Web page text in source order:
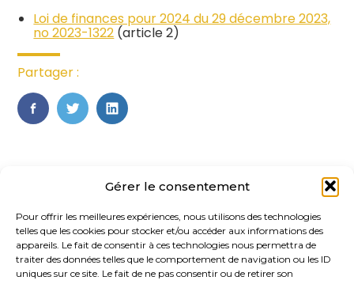
Gérer le consentement
Pour offrir les meilleures expériences, nous utilisons des technologies
telles que les cookies pour stocker et/ou accéder aux informations des
appareils. Le fait de consentir à ces technologies nous permettra de
traiter des données telles que le comportement de navigation ou les ID
uniques sur ce site. Le fait de ne pas consentir ou de retirer son
Loi de finances pour 2024 du 29 décembre 2023,
no 2023-1322 (article 2)
Partager :
FaceBook
TwitterLinkedIn
Footer